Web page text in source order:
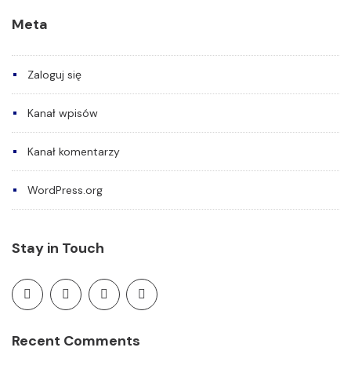
Meta
Zaloguj się
Kanał wpisów
Kanał komentarzy
WordPress.org
Stay in Touch
Recent Comments